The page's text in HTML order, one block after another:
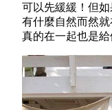
可以先緩緩！但
有什麼自然而然
真的在一起也是給